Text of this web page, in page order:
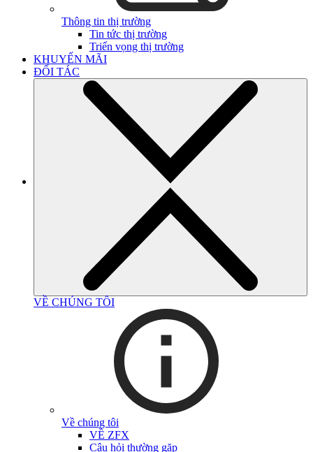
Thông tin thị trường
Tin tức thị trường
Triển vọng thị trường
KHUYẾN MÃI
ĐỐI TÁC
VỀ CHÚNG TÔI
Về chúng tôi
VỀ ZFX
Câu hỏi thường gặp